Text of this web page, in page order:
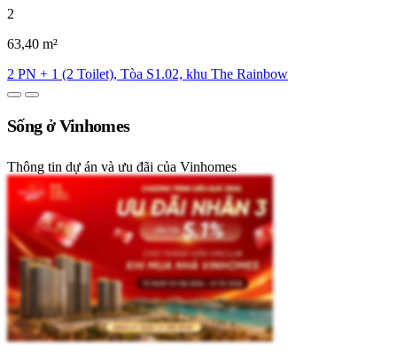
2
63,40 m²
2 PN + 1 (2 Toilet), Tòa S1.02, khu The Rainbow
Sống ở Vinhomes
Thông tin dự án và ưu đãi của Vinhomes